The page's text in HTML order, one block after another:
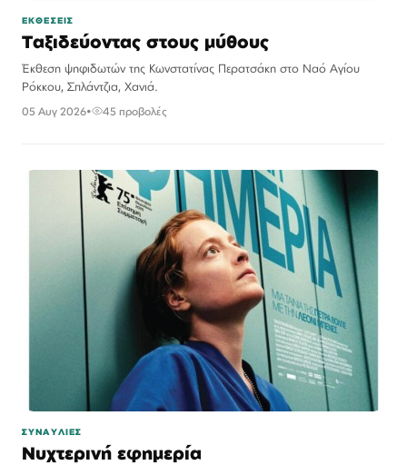
ΕΚΘΕΣΕΙΣ
Ταξιδεύοντας στους μύθους
Έκθεση ψηφιδωτών της Κωνστατίνας Περατσάκη στο Ναό Αγίου
Ρόκκου, Σπλάντζια, Χανιά.
05 Αυγ 2026• 45 προβολές
ΣΥΝΑΥΛΙΕΣ
Νυχτερινή εφημερία